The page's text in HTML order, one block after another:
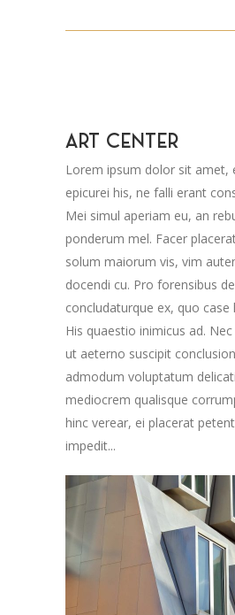
ART CENTER
Lorem ipsum dolor sit amet,
epicurei his, ne falli erant
Mei simul aperiam eu, an
ponderum mel. Facer
solum maiorum vis, vim
docendi cu. Pro forensibus
concludaturque ex, quo case
His quaestio inimicus ad.
ut aeterno suscipit
admodum voluptatum
mediocrem qualisque
hinc verear, ei placerat
impedit...